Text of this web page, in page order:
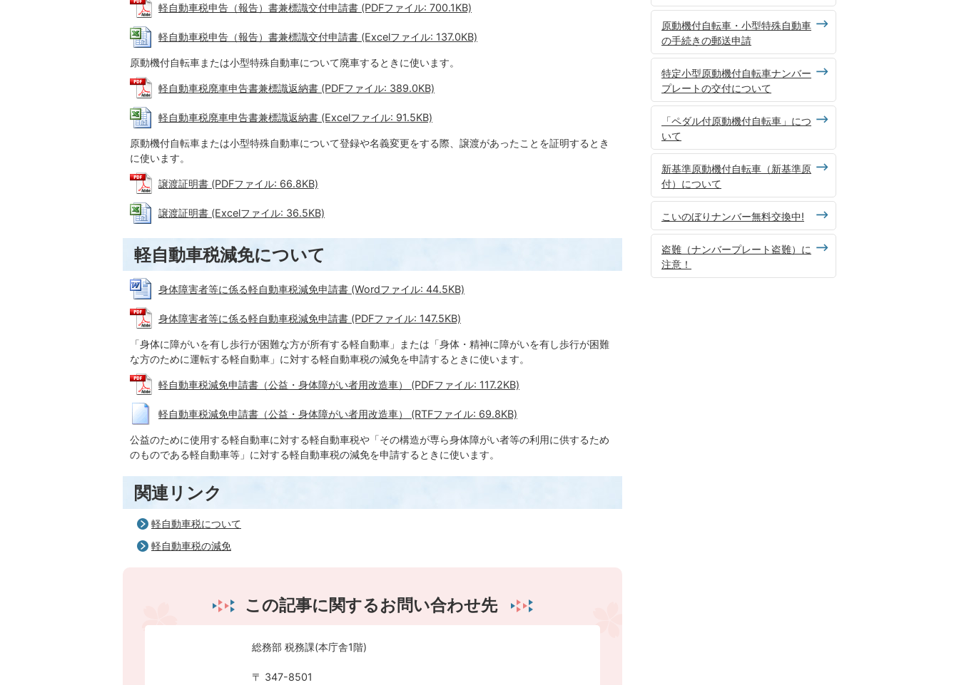
軽自動車税申告（報告）書兼標識交付申請書 (PDFファイル: 700.1KB)
軽自動車税申告（報告）書兼標識交付申請書 (Excelファイル: 137.0KB)
原動機付自転車または小型特殊自動車について廃車するときに使います。
軽自動車税廃車申告書兼標識返納書 (PDFファイル: 389.0KB)
軽自動車税廃車申告書兼標識返納書 (Excelファイル: 91.5KB)
原動機付自転車または小型特殊自動車について登録や名義変更をする際、譲渡があったことを証明するとき
に使います。
譲渡証明書 (PDFファイル: 66.8KB)
譲渡証明書 (Excelファイル: 36.5KB)
軽自動車税減免について
身体障害者等に係る軽自動車税減免申請書 (Wordファイル: 44.5KB)
身体障害者等に係る軽自動車税減免申請書 (PDFファイル: 147.5KB)
「身体に障がいを有し歩行が困難な方が所有する軽自動車」または「身体・精神に障がいを有し歩行が困難
な方のために運転する軽自動車」に対する軽自動車税の減免を申請するときに使います。
軽自動車税減免申請書（公益・身体障がい者用改造車） (PDFファイル: 117.2KB)
軽自動車税減免申請書（公益・身体障がい者用改造車） (RTFファイル: 69.8KB)
公益のために使用する軽自動車に対する軽自動車税や「その構造が専ら身体障がい者等の利用に供するため
のものである軽自動車等」に対する軽自動車税の減免を申請するときに使います。
関連リンク
軽自動車税について
軽自動車税の減免
この記事に関するお問い合わせ先
総務部 税務課(本庁舎1階)
〒 347-8501
原動機付自転車・小型特殊自動車
の手続きの郵送申請
特定小型原動機付自転車ナンバー
プレートの交付について
「ペダル付原動機付自転車」につ
いて
新基準原動機付自転車（新基準原
付）について
こいのぼりナンバー無料交換中!
盗難（ナンバープレート盗難）に
注意！